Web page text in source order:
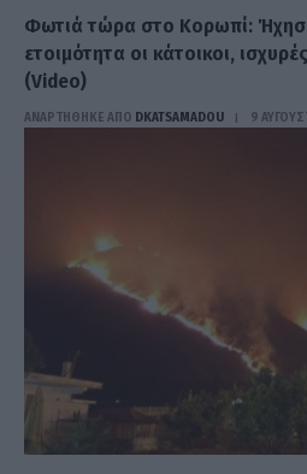
Φωτιά τώρα στο Κορωπί:
ετοιμότητα οι κάτοικοι,
(Video)
ΑΝΑΡΤΗΘΗΚΕ ΑΠΟ DKATSAMADOU 9